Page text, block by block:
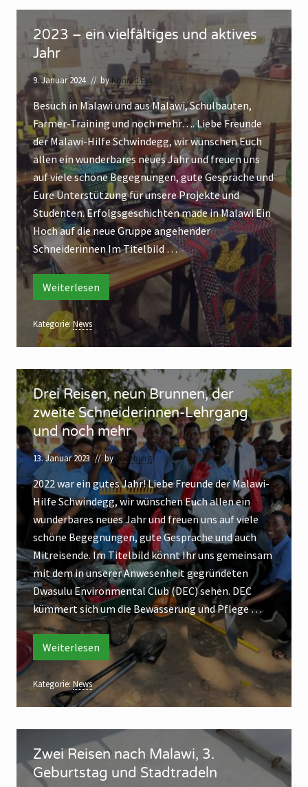
e
a
a
w
-
H
i
f
e
S
c
h
w
i
n
d
e
g
g
:
w
r
f
e
i
e
r
n
G
b
u
r
t
s
t
a
g
w
n
d
e
g
:
w
i
f
e
e
b
u
r
t
s
t
2023 – ein vielfältiges und aktives
Jahr
9. Januar 2024 // by Konrad Ess
Besuch in Malawi und aus Malawi, Schulbauten,
Farmer-Training und noch mehr…. Liebe Freunde
der Malawi-Hilfe Schwindegg, wir wünschen Euch
allen ein wunderbares neues Jahr und freuen uns
auf viele schöne Begegnungen, gute Gespräche und
Eure Unterstützung für unsere Projekte und
Studenten. Erfolgsgeschichten made in Malawi Ein
Hoch auf die neue Gruppe angehender
Schneiderinnen Im Titelbild …
2
0
2
3
–
e
n
v
i
e
l
f
ä
l
t
i
g
e
s
u
n
d
a
k
t
i
v
e
s
J
a
h
r
Weiterlesen
Kategorie:News
–
e
i
n
i
e
l
ä
l
u
n
d
a
k
t
i
J
a
h
r
Drei Reisen, neun Brunnen, der
zweite Schneiderinnen-Lehrgang
und noch mehr
13. Januar 2023 // bylindebjerg
2022 war ein gutes Jahr! Liebe Freunde der Malawi-
Hilfe Schwindegg, wir wünschen Euch allen ein
wunderbares neues Jahr und freuen uns auf viele
schöne Begegnungen, gute Gespräche und auch
Mitreisende. Im Titelbild könnt Ihr uns gemeinsam
mit dem in unserer Anwesenheit gegründeten
Dwasulu Environmental Club (DEC) sehen. DEC
kümmert sich um die Bewässerung und Pflege …
D
r
e
R
e
s
n
n
Weiterlesen
Kategorie: News
D
r
e
i
R
e
i
e
,
n
e
u
n
B
u
Zwei Reisen nach Malawi, 3.
Geburtstag und Stadtradeln